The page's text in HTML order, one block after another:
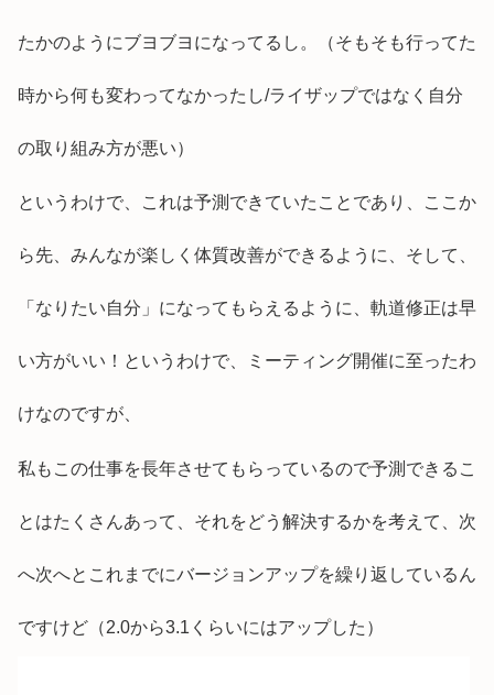
たかのようにブヨブヨになってるし。（そもそも行ってた
時から何も変わってなかったし/ライザップではなく自分
の取り組み方が悪い）
というわけで、これは予測できていたことであり、ここか
ら先、みんなが楽しく体質改善ができるように、そして、
「なりたい自分」になってもらえるように、軌道修正は早
い方がいい！というわけで、ミーティング開催に至ったわ
けなのですが、
私もこの仕事を長年させてもらっているので予測できるこ
とはたくさんあって、それをどう解決するかを考えて、次
へ次へとこれまでにバージョンアップを繰り返しているん
ですけど（2.0から3.1くらいにはアップした）